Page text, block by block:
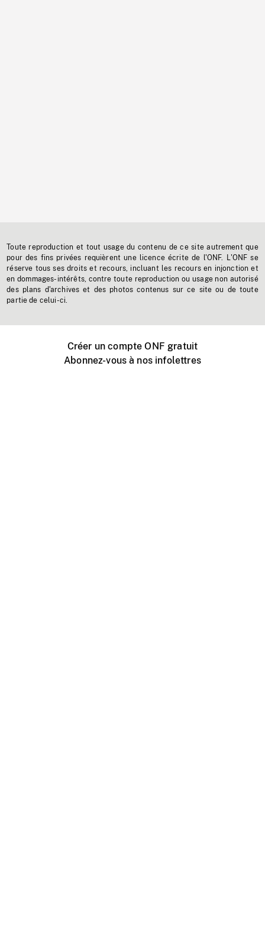
Toute reproduction et tout usage du contenu de ce site autrement que
pour des fins privées requièrent une licence écrite de l'ONF. L'ONF se
réserve tous ses droits et recours, incluant les recours en injonction et
en dommages-intérêts, contre toute reproduction ou usage non autorisé
des plans d'archives et des photos contenus sur ce site ou de toute
partie de celui-ci.
Créer un compte ONF gratuit
Abonnez-vous à nos infolettres